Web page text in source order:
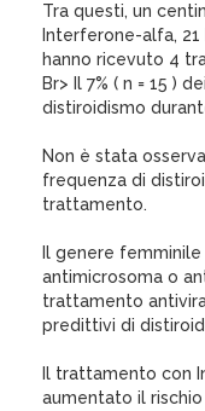
Tra questi, un
Interferone-alfa,
hanno ricevuto 4
Br> Il 7% ( n = 15 )
distiroidismo
Non è stata
frequenza di
trattamento.
Il genere
antimicrosoma o
trattamento
predittivi di
Il trattamento con
aumentato il